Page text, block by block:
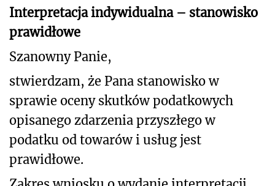
Interpretacja indywidualna – stanowisko
prawidłowe
Szanowny Panie,
stwierdzam, że Pana stanowisko w
sprawie oceny skutków podatkowych
opisanego zdarzenia przyszłego w
podatku od towarów i usług jest
prawidłowe.